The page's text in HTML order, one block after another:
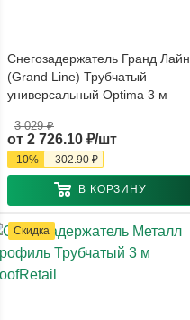
Снегозадержатель Гранд Лайн
(Grand Line) Трубчатый
универсальный Optima 3 м
от 2 726.10 ₽/шт
3 029 ₽
-10% - 302.90 ₽
В КОРЗИНУ
Скидка